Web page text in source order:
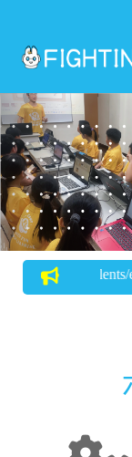
Previous
your talents/